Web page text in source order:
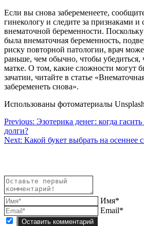
Если вы снова забеременеете,
гинекологу и следите за признаками
внематочной беременности.
была внематочная беременность,
риску повторной патологии, врач
раньше, чем обычно, чтобы убедиться,
матке. О том, какие сложности могут
зачатии, читайте в статье
забеременеть снова».
Использованы фотоматериалы Unsplash
Навигация
по
Previous: Эзотерика денег: когда
долги?
Next: Какой букет выбрать на осеннее
Имя*
Email*